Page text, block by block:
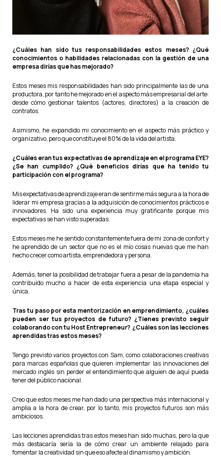
¿Cuáles han sido tus responsabilidades estos meses? ¿Qué
conocimientos o habilidades relacionadas con la gestión de una
empresa dirías que has mejorado?
Estos meses mis responsabilidades han sido principalmente las de una
productora, por tanto he mejorado en el aspecto más empresarial del arte:
desde cómo gestionar talentos (actores, directores) a la creación de
contratos.
Asimismo, he expandido mi conocimiento en el aspecto más práctico y
organizativo, pero que constituye el 80% de la vida del artista.
¿Cuáles eran tus expectativas de aprendizaje en el programa EYE?
¿Se han cumplido? ¿Qué beneficios dirías que ha tenido tu
participación con el programa?
Mis expectativas de aprendizaje eran de sentirme más segura a la hora de
liderar mi empresa gracias a la adquisición de conocimientos prácticos e
innovadores. Ha sido una experiencia muy gratificante porque mis
expectativas se han visto superadas.
Estos meses me he sentido constantemente fuera de mi zona de confort y
he aprendido de un sector que no es el mío cosas nuevas que me han
hecho crecer como artista, emprendedora y persona.
Además, tener la posibilidad de trabajar fuera a pesar de la pandemia ha
contribuido mucho a hacer de esta experiencia una etapa especial y
única.
Tras tu paso por esta mentorización en emprendimiento, ¿cuáles
pueden ser tus proyectos de futuro? ¿Tienes previsto seguir
colaborando con tu Host Entrepreneur? ¿Cuáles son las lecciones
aprendidas tras estos meses?
Tengo previsto varios proyectos con Sam, como colaboraciones creativas
para marcas españolas que quieren implementar las innovaciones del
mercado inglés sin perder el entendimiento que alguien de aquí pueda
tener del público nacional.
Creo que estos meses me han dado una perspectiva más internacional y
amplia a la hora de crear, por lo tanto, mis proyectos futuros son más
ambiciosos.
Las lecciones aprendidas tras estos meses han sido muchas, pero la que
más destacaría sería la de cómo crear un ambiente relajado para
fomentar la creatividad sin que eso afecte al dinamismo y ambición.